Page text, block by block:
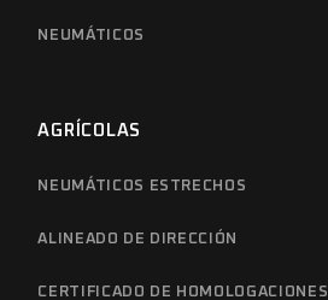
NEUMÁTICOS
AGRÍCOLAS
NEUMÁTICOS ESTRECHOS
ALINEADO DE DIRECCIÓN
CERTIFICADO DE HOMOLOGACIONES